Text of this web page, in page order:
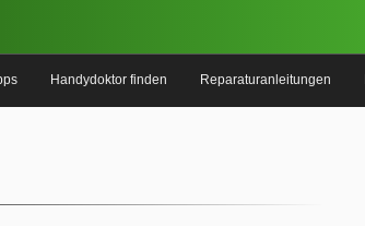
Handydoktor finden Reparaturanleitungen